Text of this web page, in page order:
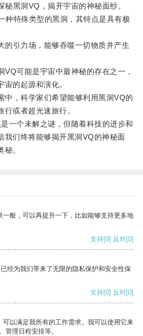
黑洞VQ，揭开宇宙的神秘面纱。
特殊类型的黑洞，其特点是具有极
引力场，能够吞噬一切物质并产生
可能是宇宙中最神秘的存在之一，
的起源和演化。
，科学家们希望能够利用黑洞VQ的
或者超光速旅行。
个未解之谜，但随着科技的进步和
我们终将能够揭开黑洞VQ的神秘面
。
一般，可以再提升一下，比如能够支持更多地
支持[0] 反对[0]
经为我们带来了无限的隐私保护和安全性保
支持[0] 反对[0]
可以满足我所有的工作需求。我可以使用它来
管理日程安排等。